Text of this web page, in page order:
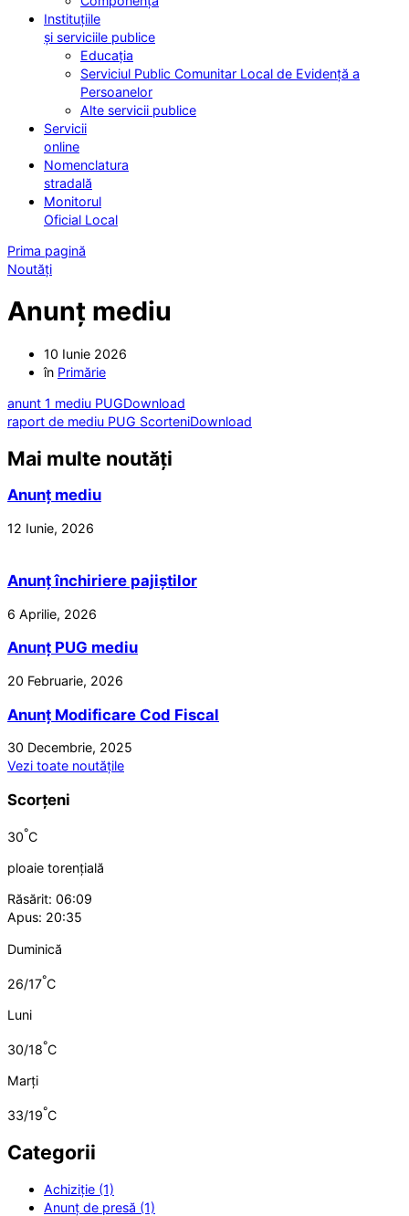
Instituțiile
și serviciile publice
Educația
Serviciul Public Comunitar Local de Evidență a
Persoanelor
Alte servicii publice
Servicii
online
Nomenclatura
stradală
Monitorul
Oficial Local
Prima pagină
Noutăți
Anunț mediu
10 Iunie 2026
în Primărie
anunt 1 mediu PUGDownload
raport de mediu PUG ScorteniDownload
Mai multe noutăți
Anunț mediu
12 Iunie, 2026
Anunț închiriere pajiștilor
6 Aprilie, 2026
Anunț PUG mediu
20 Februarie, 2026
Anunț Modificare Cod Fiscal
30 Decembrie, 2025
Vezi toate noutățile
Scorțeni
30°C
ploaie torențială
Răsărit: 06:09
Apus: 20:35
Duminică
26/17°C
Luni
30/18°C
Marți
33/19°C
Categorii
Achiziție (1)
Anunț de presă (1)